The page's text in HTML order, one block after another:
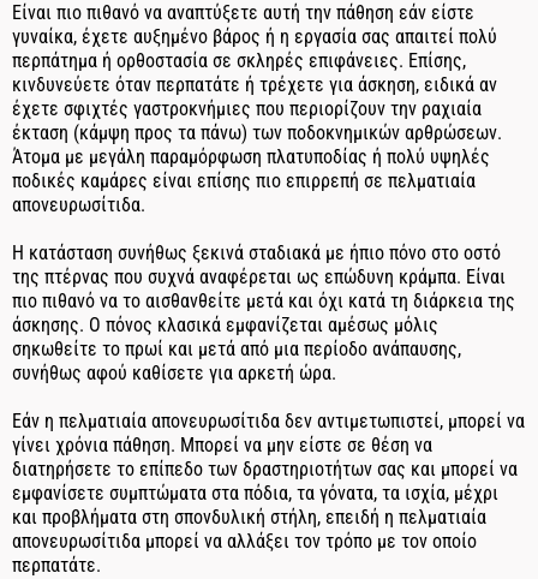
Είναι πιο πιθανό να αναπτύξετε αυτή την πάθηση εάν είστε
γυναίκα, έχετε αυξημένο βάρος ή η εργασία σας απαιτεί πολύ
περπάτημα ή ορθοστασία σε σκληρές επιφάνειες. Επίσης,
κινδυνεύετε όταν περπατάτε ή τρέχετε για άσκηση, ειδικά αν
έχετε σφιχτές γαστροκνήμιες που περιορίζουν την ραχιαία
έκταση (κάμψη προς τα πάνω) των ποδοκνημικών αρθρώσεων.
Άτομα με μεγάλη παραμόρφωση πλατυποδίας ή πολύ υψηλές
ποδικές καμάρες είναι επίσης πιο επιρρεπή σε πελματιαία
απονευρωσίτιδα.
Η κατάσταση συνήθως ξεκινά σταδιακά με ήπιο πόνο στο οστό
της πτέρνας που συχνά αναφέρεται ως επώδυνη κράμπα. Είναι
πιο πιθανό να το αισθανθείτε μετά και όχι κατά τη διάρκεια της
άσκησης. Ο πόνος κλασικά εμφανίζεται αμέσως μόλις
σηκωθείτε το πρωί και μετά από μια περίοδο ανάπαυσης,
συνήθως αφού καθίσετε για αρκετή ώρα.
Εάν η πελματιαία απονευρωσίτιδα δεν αντιμετωπιστεί, μπορεί να
γίνει χρόνια πάθηση. Μπορεί να μην είστε σε θέση να
διατηρήσετε το επίπεδο των δραστηριοτήτων σας και μπορεί να
εμφανίσετε συμπτώματα στα πόδια, τα γόνατα, τα ισχία, μέχρι
και προβλήματα στη σπονδυλική στήλη, επειδή η πελματιαία
απονευρωσίτιδα μπορεί να αλλάξει τον τρόπο με τον οποίο
περπατάτε.